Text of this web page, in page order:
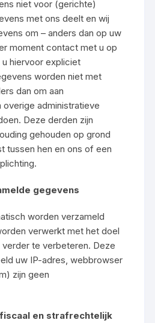
niet voor (gerichte)
met ons deelt en wij
om – anders dan op uw
moment contact met u op
hiervoor expliciet
worden niet met
dan om aan
administratieve
Deze derden zijn
gehouden op grond
tussen hen en ons of een
gegevens
worden verzameld
verwerkt met het doel
te verbeteren. Deze
uw IP-adres, webbrowser
zijn geen
en strafrechtelijk